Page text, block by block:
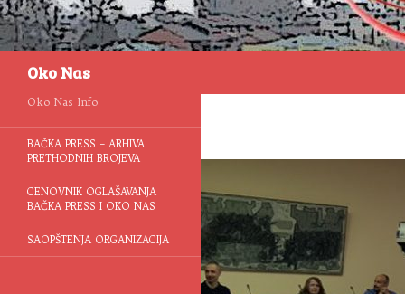
Oko Nas
Oko Nas Info
BAČKA PRESS – ARHIVA
PRETHODNIH BROJEVA
CENOVNIK OGLAŠAVANJA
BAČKA PRESS I OKO NAS
SAOPŠTENJA ORGANIZACIJA